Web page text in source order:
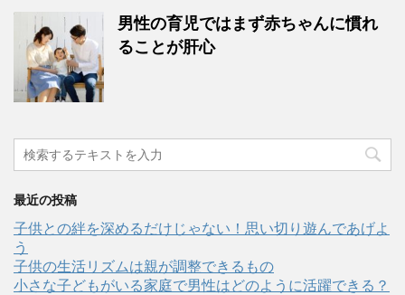
男性の育児ではまず赤ちゃんに慣れ
ることが肝心
最近の投稿
子供との絆を深めるだけじゃない！思い切り遊んであげよ
う
子供の生活リズムは親が調整できるもの
小さな子どもがいる家庭で男性はどのように活躍できる？